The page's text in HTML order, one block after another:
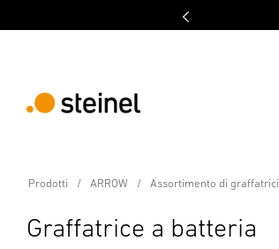
Prodotti ARROW Assortimento di graffatrici
Graffatrice a batteria